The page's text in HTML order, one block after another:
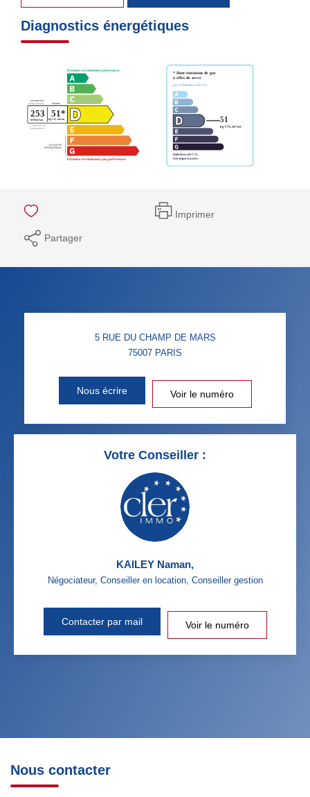
Diagnostics énergétiques
Imprimer
Partager
5 RUE DU CHAMP DE MARS
75007 PARIS
Nous écrire Voir le numéro
Votre Conseiller :
KAILEY Naman,
Négociateur, Conseiller en location, Conseiller gestion
Contacter par mail Voir le numéro
Nous contacter